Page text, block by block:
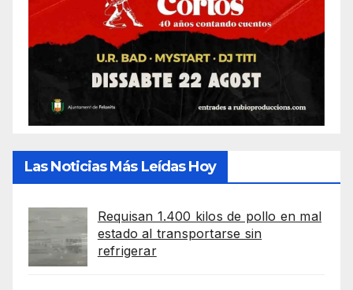
Las Noticias Más Leídas Hoy
Requisan 1.400 kilos de pollo en mal
estado al transportarse sin
refrigerar